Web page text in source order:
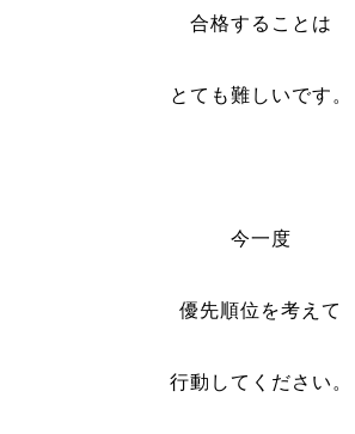
合格することは
とても難しいです。
今一度
優先順位を考えて
行動してください。